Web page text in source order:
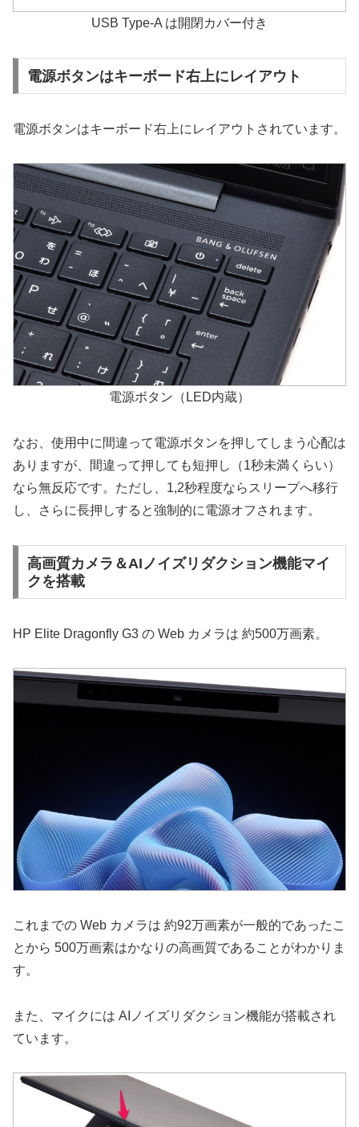
USB Type-A は開閉カバー付き
電源ボタンはキーボード右上にレイアウト
電源ボタンはキーボード右上にレイアウトされています。
電源ボタン（LED内蔵）
なお、使用中に間違って電源ボタンを押してしまう心配は
ありますが、間違って押しても短押し（1秒未満くらい）
なら無反応です。ただし、1,2秒程度ならスリープへ移行
し、さらに長押しすると強制的に電源オフされます。
高画質カメラ＆AIノイズリダクション機能マイ
クを搭載
HP Elite Dragonfly G3 の Web カメラは 約500万画素。
これまでの Web カメラは 約92万画素が一般的であったこ
とから 500万画素はかなりの高画質であることがわかりま
す。
また、マイクには AIノイズリダクション機能が搭載され
ています。